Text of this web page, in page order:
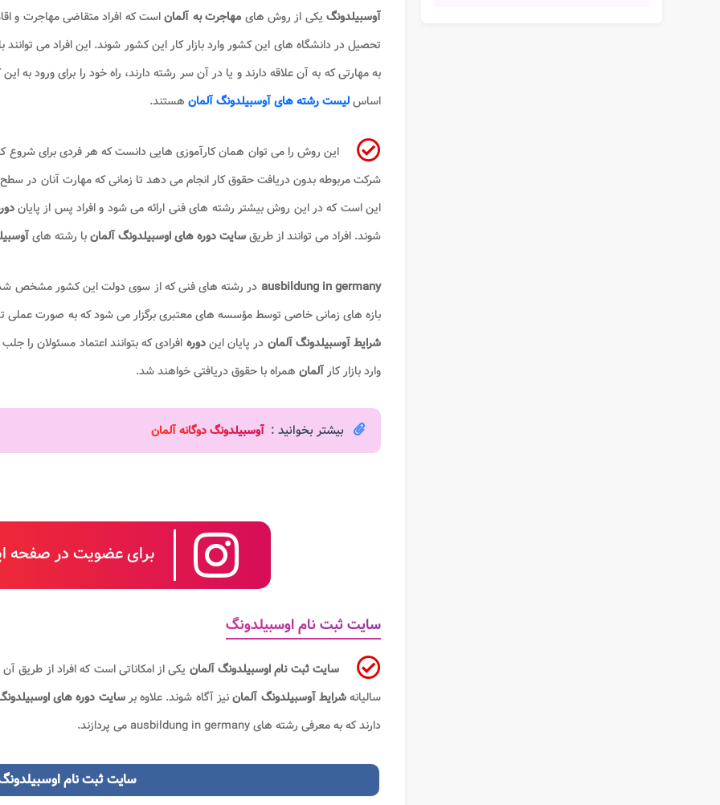
آوسبیلدونگیکی از روش های مهاجرت به آلماناست که افراد متقاضی مهاجرت و
تحصیل در دانشگاه های این کشور وارد بازار کار این کشور شوند. این افراد می
به مهارتی که به آن علاقه دارند و یا در آن سر رشته دارند، راه خود را برای ورود به
اساسلیست رشته های آوسبیلدونگ آلمان هستند.
این روش را می توان همان کارآموزی هایی دانست که هر فردی برای شروع
شرکت مربوطه بدون دریافت حقوق کار انجام می دهد تا زمانی که مهارت آنان در
این است که در این روش بیشتر رشته های فنی ارائه می شود و افراد پس از پایان
شوند. افراد می توانند از طریقسایت دوره های اوسبیلدونگ آلمانبا رشته های
ausbildung in germany در رشته های فنی که از سوی دولت این کشور مشخص
بازه های زمانی خاصی توسط مؤسسه های معتبری برگزار می شود که به صورت عملی
شرایط آوسبیلدونگ آلمان در پایان ایندوره افرادی که بتوانند اعتماد مسئولان را
وارد بازار کارآلمان همراه با حقوق دریافتی خواهند شد.
بیشتر بخوانید : آوسبیلدونگ دوگانه آلمان
برای عضویت در صفحه
سایت ثبت نام اوسبیلدونگ
سایت ثبت نام اوسبیلدونگ آلمان یکی از امکاناتی است که افراد از طریق
سالیانهشرایط آوسبیلدونگ آلماننیز آگاه شوند. علاوه برسایت دوره های
دارند که به معرفی رشته های ausbildung in germany می پردازند.
سایت ثبت نام